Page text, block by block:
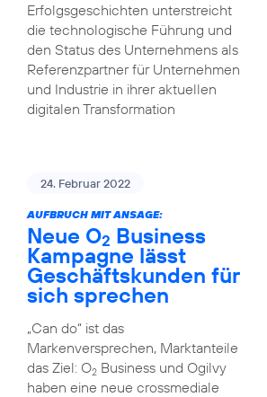
Erfolgsgeschichten unterstreicht
die technologische Führung und
den Status des Unternehmens als
Referenzpartner für Unternehmen
und Industrie in ihrer aktuellen
digitalen Transformation
24. Februar 2022
AUFBRUCH MIT ANSAGE:
Neue O2 Business
Kampagne lässt
Geschäftskunden für
sich sprechen
„Can do“ ist das
Markenversprechen, Marktanteile
das Ziel: O2Business und Ogilvy
haben eine neue crossmediale